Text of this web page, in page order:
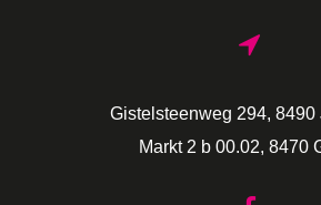
Gistelsteenweg 294, 8490
Markt 2 b 00.02, 8470